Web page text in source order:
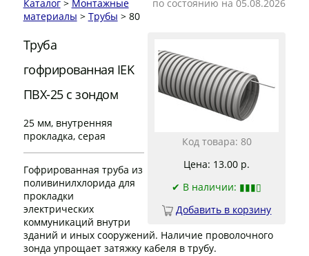
по состоянию на 05.08.2026
Каталог> Монтажные
материалы > Трубы > 80
Код товара: 80
Цена: 13.00 р.
✔ В наличии: ▮▮▮▯
Добавить в корзину
Труба
гофрированная IEK
ПВХ-25 с зондом
25 мм, внутренняя
прокладка, серая
Гофрированная труба из
поливинилхлорида для
прокладки
электрических
коммуникаций внутри
зданий и иных сооружений. Наличие проволочного
зонда упрощает затяжку кабеля в трубу.